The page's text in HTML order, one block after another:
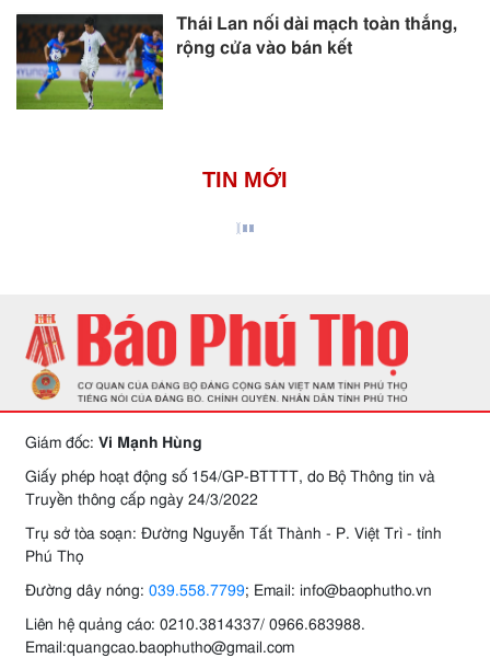
Thái Lan nối dài mạch toàn thắng,
rộng cửa vào bán kết
TIN MỚI
Giám đốc: Vi Mạnh Hùng
Giấy phép hoạt động số 154/GP-BTTTT, do Bộ Thông tin và
Truyền thông cấp ngày 24/3/2022
Trụ sở tòa soạn: Đường Nguyễn Tất Thành - P. Việt Trì - tỉnh
Phú Thọ
Đường dây nóng: 039.558.7799; Email: info@baophutho.vn
Liên hệ quảng cáo: 0210.3814337/ 0966.683988.
Email:quangcao.baophutho@gmail.com